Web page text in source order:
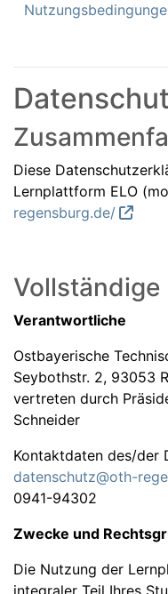
Diese
Lernplattform ELO
regensburg.de/
Vollständige
Verantwortliche
Ostbayerische
Seybothstr. 2, 93053
vertreten durch
Schneider
Kontaktdaten des/der
datenschutz@oth-
0941-94302
Zwecke und
Die Nutzung der
integraler Teil Ihres